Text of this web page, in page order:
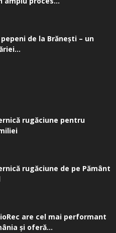
de la Brăneşti – un
rugăciune pentru
rugăciune de pe Pământ
are cel mai performant
și oferă...